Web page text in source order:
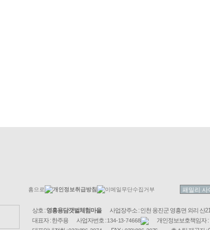
홈으로 개인정보취급방침 이메일무단수집거부
상호 :영흥용담갯벌체험마을
사업장주소 : 인천 옹진군 영흥면 외리 산
대표자 : 한주용
사업자번호 :134-13-74668
개인정보보호책임자 :